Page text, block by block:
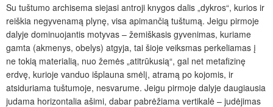
Su tuštumo archisema siejasi antroji knygos dalis „dykros“, kurios ir
reiškia negyvenamą plynę, visa apimančią tuštumą. Jeigu pirmoje
dalyje dominuojantis motyvas – žemiškasis gyvenimas, kuriame
gamta (akmenys, obelys) atgyja, tai šioje veiksmas perkeliamas į
ne tokią materialią, nuo žemės „atitrūkusią“, gal net metafizinę
erdvę, kurioje vanduo išplauna smėlį, atramą po kojomis, ir
atsiduriama tuštumoje, nesvarume. Jeigu pirmoje dalyje daugiausia
judama horizontalia ašimi, dabar pabrėžiama vertikalė – judėjimas